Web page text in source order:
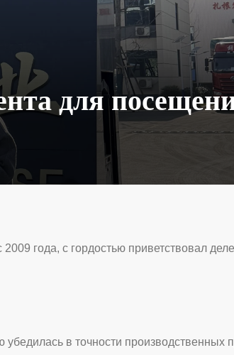
для
года, с гордостью приветствовал
в точности производственных